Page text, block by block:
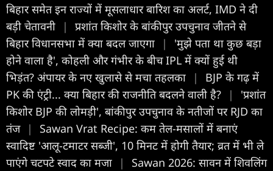
बिहार समेत इन राज्यों में मूसलाधार बारिश का अलर्ट, IMD ने दी
बड़ी चेतावनी
|
प्रशांत किशोर के बांकीपुर उपचुनाव जीतने से
बिहार विधानसभा में क्या बदल जाएगा
|
'मुझे पता था कुछ बड़ा
होने वाला है', कोहली और गंभीर के बीच IPL में क्यों हुई थी
भिड़ंत? अंपायर के नए खुलासे से मचा तहलका
|
BJP के गढ़ में
PK की एंट्री... क्या बिहार की राजनीति बदलने वाली है?
|
'प्रशांत
किशोर BJP की लोमड़ी', बांकीपुर उपचुनाव के नतीजों पर RJD का
तंज |
Sawan Vrat Recipe: कम तेल-मसालों में बनाएं
स्वादिष्ट 'आलू-टमाटर सब्जी', 10 मिनट में होगी तैयार; व्रत में भी ले
पाएंगे चटपटे स्वाद का मजा
|
Sawan 2026: सावन में शिवलिंग